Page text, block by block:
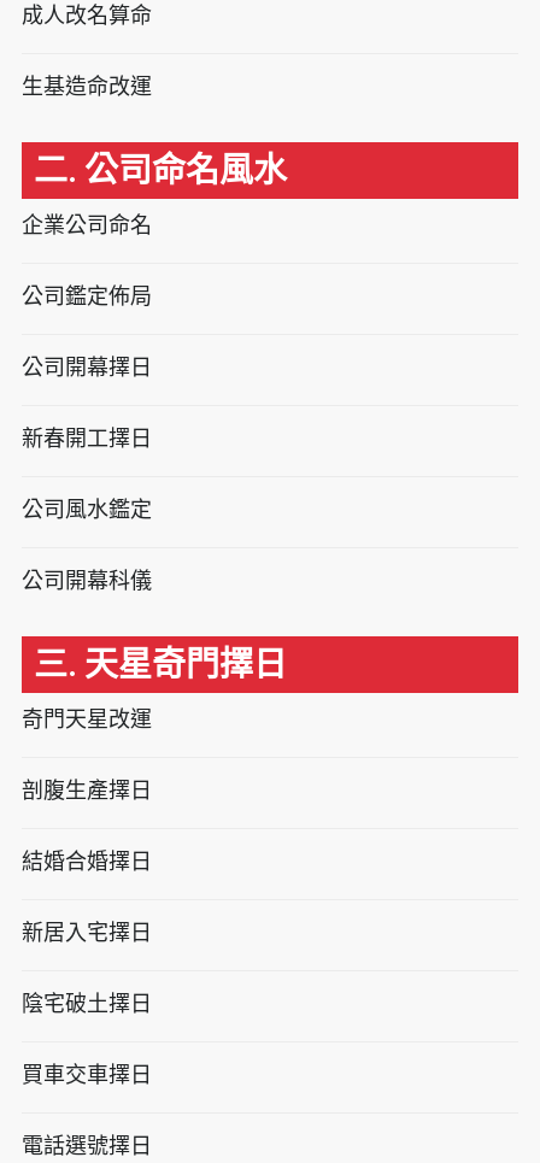
成人改名算命
生基造命改運
二. 公司命名風水
企業公司命名
公司鑑定佈局
公司開幕擇日
新春開工擇日
公司風水鑑定
公司開幕科儀
三. 天星奇門擇日
奇門天星改運
剖腹生產擇日
結婚合婚擇日
新居入宅擇日
陰宅破土擇日
買車交車擇日
電話選號擇日